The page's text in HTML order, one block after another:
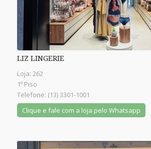
LIZ LINGERIE
Loja: 262
1º Piso
Telefone: (13) 3301-1001
Clique e fale com a loja pelo Whatsapp